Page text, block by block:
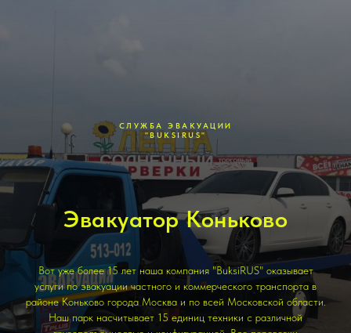
СЛУЖБА ЭВАКУАЦИИ
"BUKSIRUS"
Эвакуатор Коньково
Вот уже более 15 лет наша компания "BuksiRUS" оказывает
услуги по эвакуации частного и коммерческого транспорта в
районе Коньково города Москва и по всей Московской области.
Наш парк насчитывает 15 единиц техники с различной